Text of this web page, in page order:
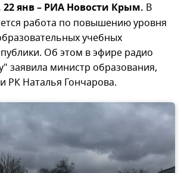
янв – РИА Новости Крым. В
работа по повышению уровня
учебных
Об этом в эфире радио
заявила министр образования,
РК Наталья Гончарова.